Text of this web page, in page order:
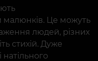
малюнків. Це можуть
людей, різних
стихій. Дуже